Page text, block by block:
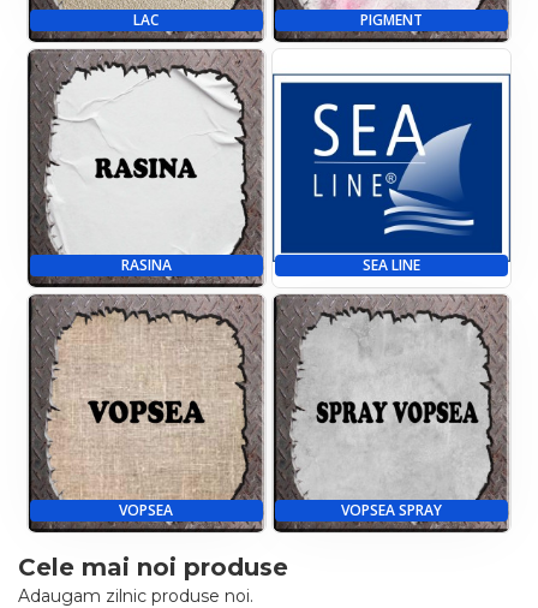
LAC PIGMENT
RASINA SEA LINE
VOPSEA VOPSEA SPRAY
Cele mai noi produse
Adaugam zilnic produse noi.